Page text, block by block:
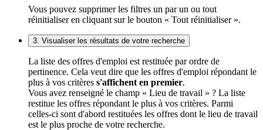
Vous pouvez supprimer les filtres un par un ou tout
réinitialiser en cliquant sur le bouton « Tout réinitialiser ».
3. Visualiser les résultats de votre recherche
La liste des offres d'emploi est restituée par ordre de
pertinence. Cela veut dire que les offres d'emploi répondant le
plus à vos critères s'affichent en premier.
Vous avez renseigné le champ « Lieu de travail » ? La liste
restitue les offres répondant le plus à vos critères. Parmi
celles-ci sont d'abord restituées les offres dont le lieu de travail
est le plus proche de votre recherche.